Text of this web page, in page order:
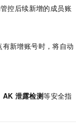
控后续新增的成员账
新增账号时，将自动
AK 泄露检测等安全指